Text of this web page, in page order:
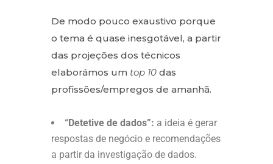
De modo pouco exaustivo porque
o tema é quase inesgotável, a partir
das projeções dos técnicos
elaborámos um top 10 das
profissões/empregos de amanhã.
“Detetive de dados”: a ideia é gerar
respostas de negócio e recomendações
a partir da investigação de dados.